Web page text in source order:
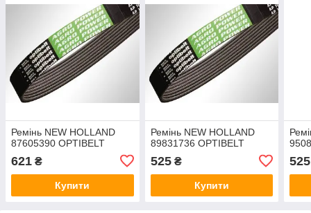
Ремінь NEW HOLLAND
87605390 OPTIBELT
621 ₴
Купити
Ремінь NEW HOLLAND
89831736 OPTIBELT
525₴
Купити
525